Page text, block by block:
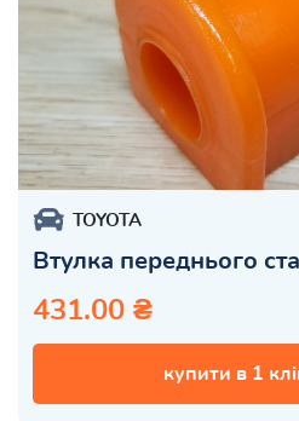
TOYOTA
Втулка переднього
431.00 ₴
купити в 1